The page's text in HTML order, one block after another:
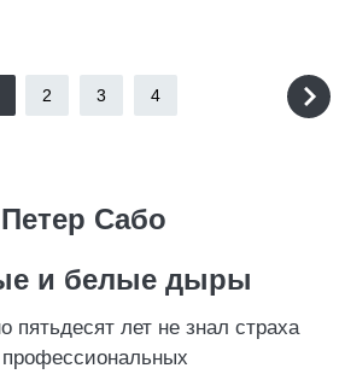
2 3 4
Петер Сабо
и белые дыры
пятьдесят лет не знал страха